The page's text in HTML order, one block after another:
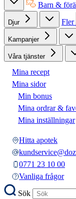
Barn &
Djur Fler
Kampanjer
Våra tjänster
Mina recept
Mina sidor
Min bonus
Mina ordrar &
Mina inställningar
Hitta apotek
0771 23 10 00
Vanliga frågor
Sök